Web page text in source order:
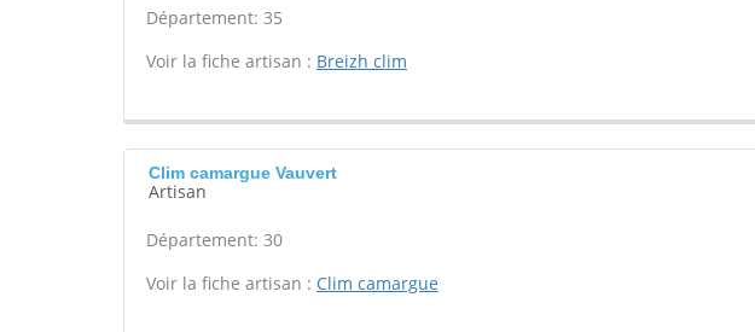
Département: 35
Voir la fiche artisan : Breizh clim
Clim camargue Vauvert
Artisan
Département: 30
Voir la fiche artisan : Clim camargue